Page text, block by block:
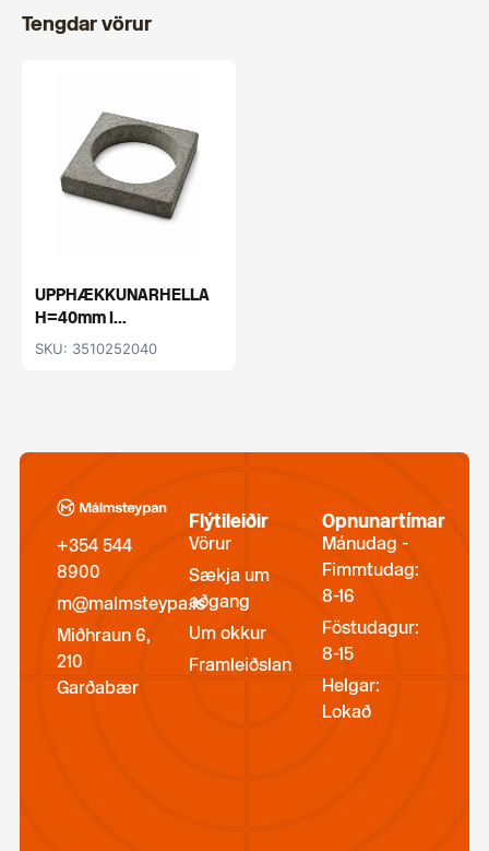
Tengdar vörur
UPPHÆKKUNARHELLA
H=40mm I...
SKU: 3510252040
+354 544
8900
m@malmsteypa.is
Miðhraun 6,
210
Garðabær
Flýtileiðir
Vörur
Sækja um
aðgang
Um okkur
Framleiðslan
Opnunartímar
Mánudag -
Fimmtudag:
8-16
Föstudagur:
8-15
Helgar:
Lokað